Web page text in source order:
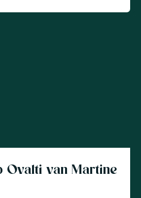
Ovalti van Martine